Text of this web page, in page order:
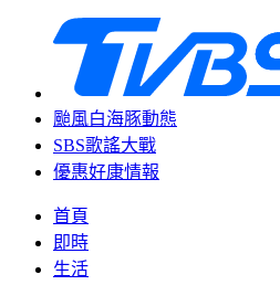
颱風白海豚動態
SBS歌謠大戰
優惠好康情報
首頁
即時
生活